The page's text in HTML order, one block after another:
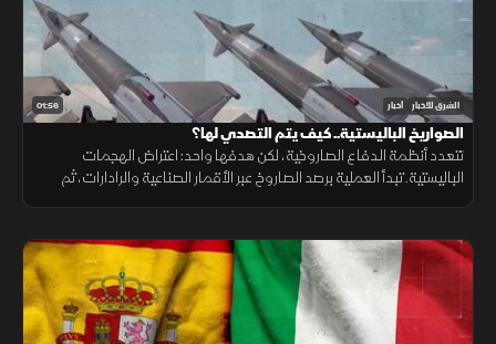
01:56 الشرق للأخبار أخبار
الصواريخ الباليستية.. كيف يتم التصدي لها؟
تتعدد أنظمة الدفاع الصاروخية، لكن هدفها واحد: اعتراض الهجمات
الباليستية. تبدأ العملية برصد الصاروخ عبر الأقمار الصناعية والرادارات، ثم